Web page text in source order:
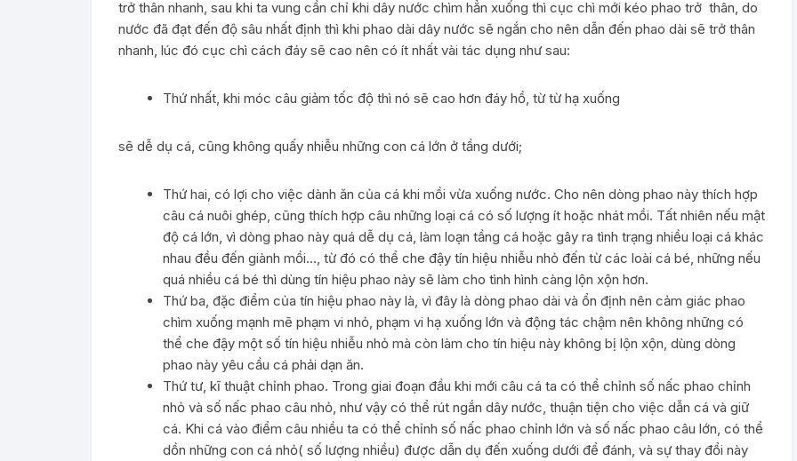
trở thân nhanh, sau khi ta vung cần chỉ khi dây nước chìm hẳn xuống thì cục chì mới kéo phao trở thân, do
nước đã đạt đến độ sâu nhất định thì khi phao dài dây nước sẽ ngắn cho nên dẫn đến phao dài sẽ trở thân
nhanh, lúc đó cục chì cách đáy sẽ cao nên có ít nhất vài tác dụng như sau:
Thứ nhất, khi móc câu giảm tốc độ thì nó sẽ cao hơn đáy hồ, từ từ hạ xuống
sẽ dễ dụ cá, cũng không quấy nhiễu những con cá lớn ở tầng dưới;
Thứ hai, có lợi cho việc dành ăn của cá khi mồi vừa xuống nước. Cho nên dòng phao này thích hợp
câu cá nuôi ghép, cũng thích hợp câu những loại cá có số lượng ít hoặc nhát mồi. Tất nhiên nếu mật
độ cá lớn, vì dòng phao này quá dễ dụ cá, làm loạn tầng cá hoặc gây ra tình trạng nhiều loại cá khác
nhau đều đến giành mồi…, từ đó có thể che đậy tín hiệu nhiễu nhỏ đến từ các loài cá bé, những nếu
quá nhiều cá bé thì dùng tín hiệu phao này sẽ làm cho tình hình càng lộn xộn hơn.
Thứ ba, đặc điểm của tín hiệu phao này là, vì đây là dòng phao dài và ổn định nên cảm giác phao
chìm xuống mạnh mẽ phạm vi nhỏ, phạm vi hạ xuống lớn và động tác chậm nên không những có
thể che đậy một số tín hiệu nhiễu nhỏ mà còn làm cho tín hiệu này không bị lộn xộn, dùng dòng
phao này yêu cầu cá phải dạn ăn.
Thứ tư, kĩ thuật chỉnh phao. Trong giai đoạn đầu khi mới câu cá ta có thể chỉnh số nấc phao chỉnh
nhỏ và số nấc phao câu nhỏ, như vậy có thể rút ngắn dây nước, thuận tiện cho việc dẫn cá và giữ
cá. Khi cá vào điểm câu nhiều ta có thể chỉnh số nấc phao chỉnh lớn và số nấc phao câu lớn, có thể
dồn những con cá nhỏ( số lượng nhiều) được dẫn dụ đến xuống dưới để đánh, và sự thay đổi này